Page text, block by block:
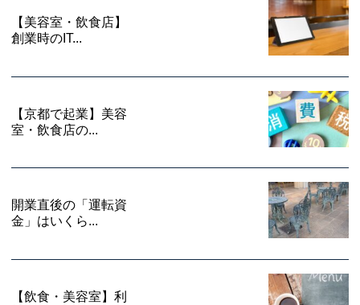
【美容室・飲食店】
創業時のIT...
【京都で起業】美容
室・飲食店の...
開業直後の「運転資
金」はいくら...
【飲食・美容室】利